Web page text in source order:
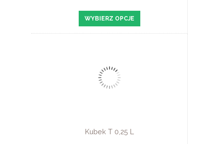
WYBIERZ OPCJE
Kubek T 0,25 L